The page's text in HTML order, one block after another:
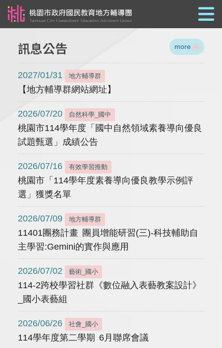
訊息公告 more
2027/01/31 地方輔導群
【地方輔導群網站網址】
2026/07/20 自然科學_國中
桃園市114學年度「國中自然領域素養導向優良
試題甄選」成績公告
2026/07/16 有效學習推動
桃園市「114學年度素養導向優良教學示例評
選」獲獎名單
2026/07/09 地方輔導群
11401團務計畫 團員增能研習(三)-科技輔助自
主學習:Gemini的實作與應用
2026/07/02 藝術_國小
114-2跨校學習社群《數位融入表藝教案設計》
_國小表藝組
2026/06/26 社會_國小
114學年度第二學期 6月聯席會議